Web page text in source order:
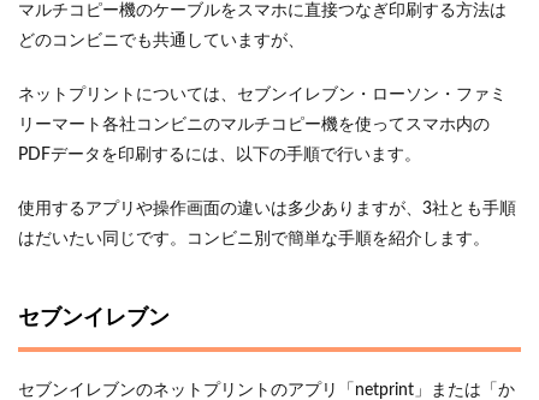
マルチコピー機のケーブルをスマホに直接つなぎ印刷する方法は
どのコンビニでも共通していますが、
ネットプリントについては、セブンイレブン・ローソン・ファミ
リーマート各社コンビニのマルチコピー機を使ってスマホ内の
PDFデータを印刷するには、以下の手順で行います。
使用するアプリや操作画面の違いは多少ありますが、3社とも手順
はだいたい同じです。コンビニ別で簡単な手順を紹介します。
セブンイレブン
セブンイレブンのネットプリントのアプリ「netprint」または「か